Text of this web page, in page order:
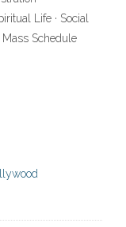
Life · Social
Mass Schedule